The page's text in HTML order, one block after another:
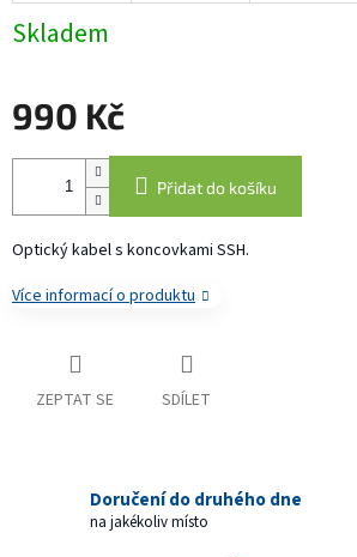
Skladem
990 Kč
Měrná
Přidat do košíku
Optický kabel s koncovkami SSH.
Více informací o produktu
ZEPTAT SE SDÍLET
Doručení do druhého dne
na jakékoliv místo